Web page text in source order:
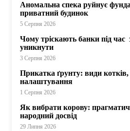
Аномальна спека руйнує
приватний будинок
5 Серпня 2026
Чому тріскають банки під час
уникнути
3 Серпня 2026
Прикатка ґрунту: види
налаштування
1 Серпня 2026
Як вибрати корову:
народний досвід
29 Липня 2026